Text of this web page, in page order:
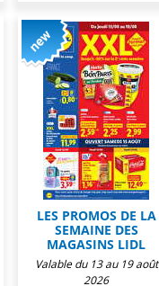
LES PROMOS DE LA
SEMAINE DES
MAGASINS LIDL
Valable du 13 au 19 août
2026